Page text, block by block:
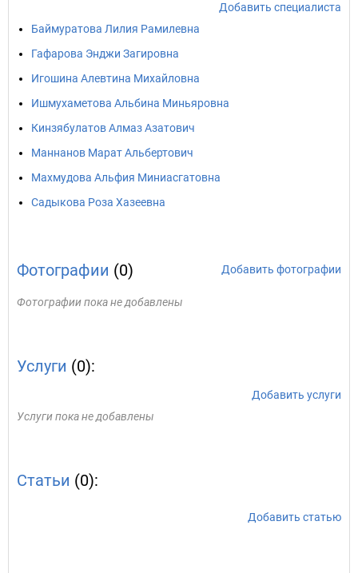
Добавить специалиста
Баймуратова Лилия Рамилевна
Гафарова Энджи Загировна
Игошина Алевтина Михайловна
Ишмухаметова Альбина Миньяровна
Кинзябулатов Алмаз Азатович
Маннанов Марат Альбертович
Махмудова Альфия Миниасгатовна
Садыкова Роза Хазеевна
Фотографии (0) Добавить фотографии
Фотографии пока не добавлены
Услуги (0):
Добавить услуги
Услуги пока не добавлены
Статьи (0):
Добавить статью